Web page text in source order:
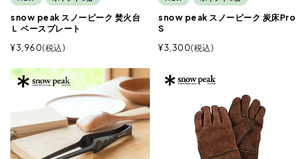
snow peak スノーピーク 焚火台
Ｌ ベースプレート
¥3,960 税込
snow peak スノーピーク 炭床Pro
S
¥3,300 税込